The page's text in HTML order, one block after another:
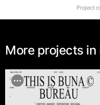
Project
More projects in